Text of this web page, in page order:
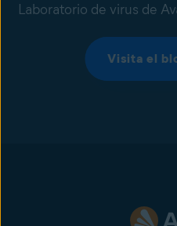
Laboratorio de virus de
Visita el